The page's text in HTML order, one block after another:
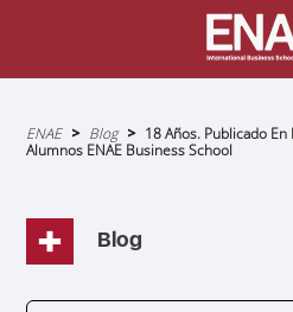
Sobrescribir
enlaces
de
navegación
ENAE Blog
18 Años. Publicado
Alumnos ENAE Business School
Blog